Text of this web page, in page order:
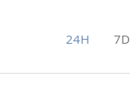
24H 7D